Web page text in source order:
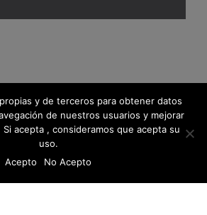
del Cine - Todos los derechos reservados
y de terceros para obtener datos
de nuestros usuarios y mejorar
acepta , consideramos que acepta su
uso.
Acepto
No Acepto